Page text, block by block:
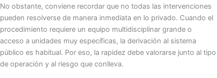
No obstante, conviene recordar que no todas las intervenciones
pueden resolverse de manera inmediata en lo privado. Cuando el
procedimiento requiere un equipo multidisciplinar grande o
acceso a unidades muy específicas, la derivación al sistema
público es habitual. Por eso, la rapidez debe valorarse junto al tipo
de operación y al riesgo que conlleva.